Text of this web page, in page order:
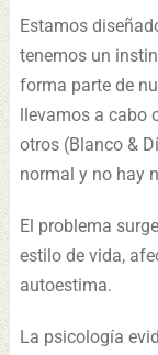
Estamos
tenemos un
forma parte de
llevamos a
otros (Blanco &
normal y no hay
El problema
estilo de vida,
autoestima.
La psicología